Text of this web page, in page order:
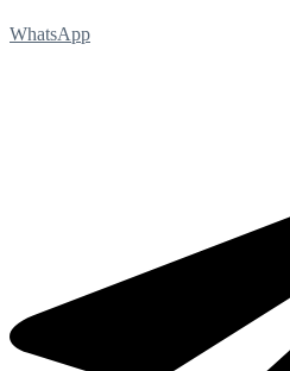
WhatsApp